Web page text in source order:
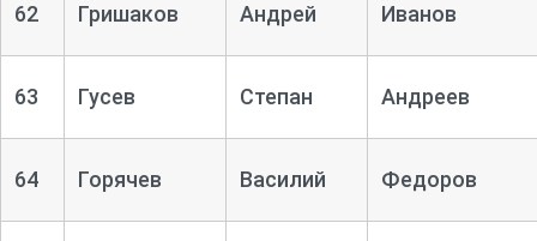
62 Гришаков Андрей Иванов
63 Гусев Степан Андреев
64 Горячев Василий Федоров